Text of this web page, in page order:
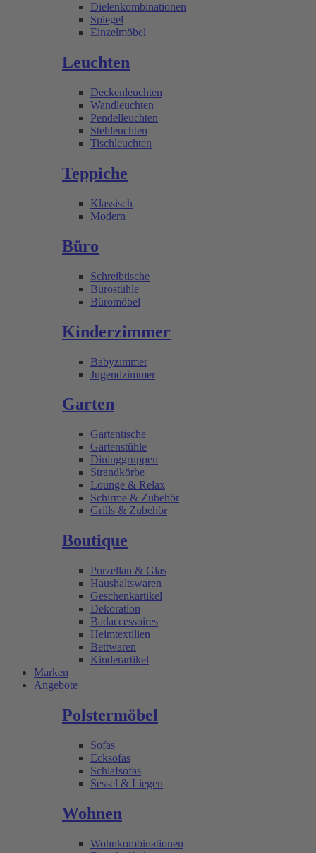
Dielenkombinationen
Spiegel
Einzelmöbel
Leuchten
Deckenleuchten
Wandleuchten
Pendelleuchten
Stehleuchten
Tischleuchten
Teppiche
Klassisch
Modern
Büro
Schreibtische
Bürostühle
Büromöbel
Kinderzimmer
Babyzimmer
Jugendzimmer
Garten
Gartentische
Gartenstühle
Dininggruppen
Strandkörbe
Lounge & Relax
Schirme & Zubehör
Grills & Zubehör
Boutique
Porzellan & Glas
Haushaltswaren
Geschenkartikel
Dekoration
Badaccessoires
Heimtextilien
Bettwaren
Kinderartikel
Marken
Angebote
Polstermöbel
Sofas
Ecksofas
Schlafsofas
Sessel & Liegen
Wohnen
Wohnkombinationen